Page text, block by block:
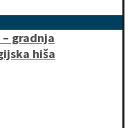
gradnja
hiša